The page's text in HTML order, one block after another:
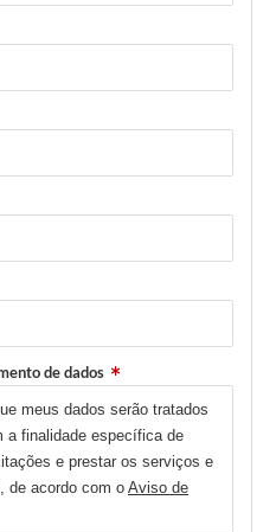
de dados
meus dados serão tratados
a finalidade específica de
e prestar os serviços e
de acordo com o Aviso de